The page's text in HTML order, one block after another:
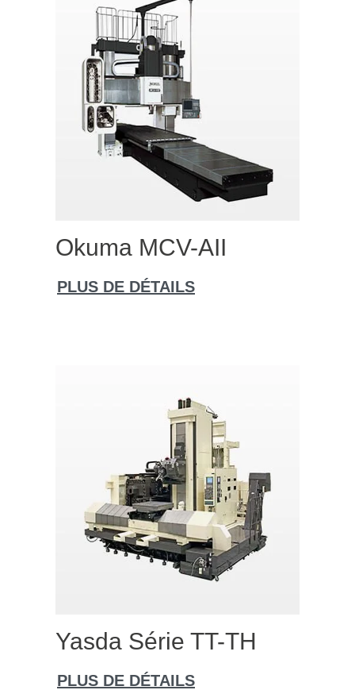
Okuma MCV-AII
PLUS DE DÉTAILS
Yasda Série TT-TH
PLUS DE DÉTAILS